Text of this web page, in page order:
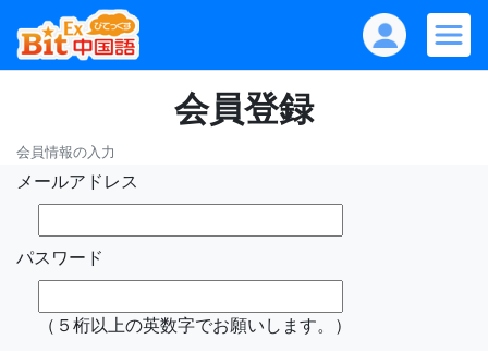
会員登録
会員情報の入力
メールアドレス
パスワード
（５桁以上の英数字でお願いします。）